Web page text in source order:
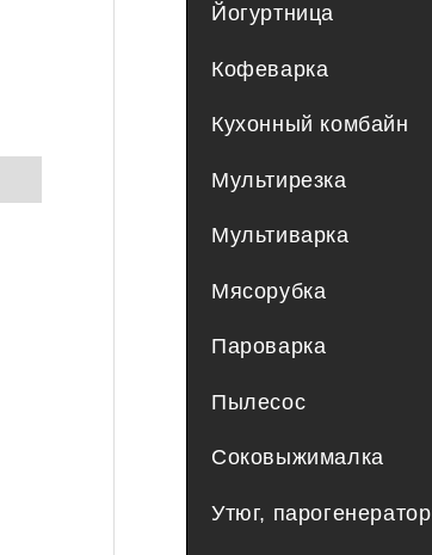
Йогуртница
Кофеварка
Кухонный комбайн
Мультирезка
Мультиварка
Мясорубка
Пароварка
Пылесос
Соковыжималка
Утюг, парогенератор